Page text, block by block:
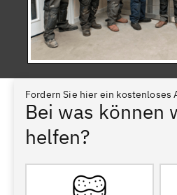
Fordern Sie hier ein kostenloses
Bei was können
helfen?